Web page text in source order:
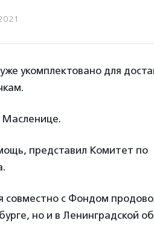
укомплектовано для
Масленице.
представил Комитет по
с Фондом
но и в Ленинградской